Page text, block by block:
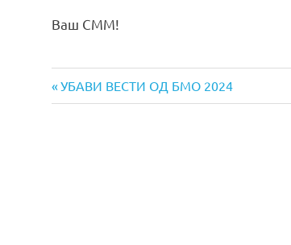
Ваш СММ!
Навигација
Previous
Post:
УБАВИ ВЕСТИ ОД БМО 2024